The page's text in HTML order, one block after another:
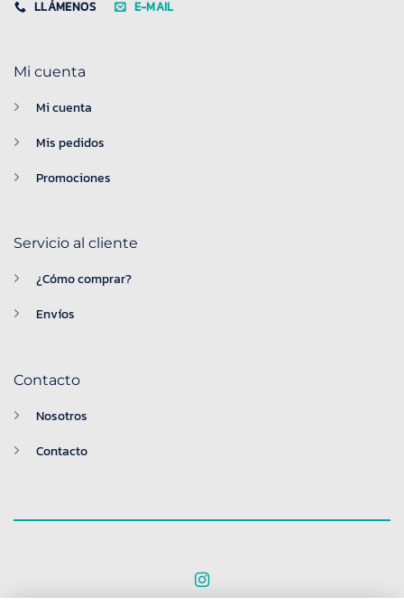
LLÁMENOS E-MAIL
Mi cuenta
Mi cuenta
Mis pedidos
Promociones
Servicio al cliente
¿Cómo comprar?
Envíos
Contacto
Nosotros
Contacto